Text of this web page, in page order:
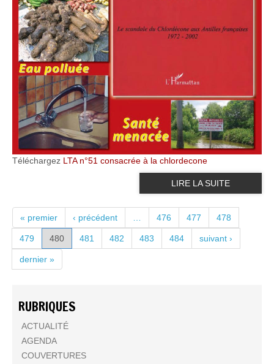
Téléchargez LTA n°51 consacrée à la chlordecone
LIRE LA SUITE
PAGES
« premier ‹ précédent 476 477 478
479 480 481 482 483 484 suivant ›
dernier »
RUBRIQUES
ACTUALITÉ
AGENDA
COUVERTURES